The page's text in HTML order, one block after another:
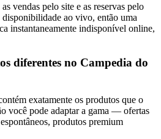
vendas pelo site e as reservas pelo
ao vivo, então uma
instantaneamente indisponível online,
diferentes no Campedia do
exatamente os produtos que o
você pode adaptar a gama — ofertas
produtos premium